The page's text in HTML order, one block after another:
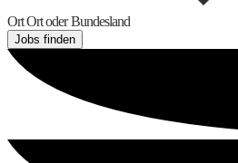
OrtOrt oder Bundesland
Jobs finden